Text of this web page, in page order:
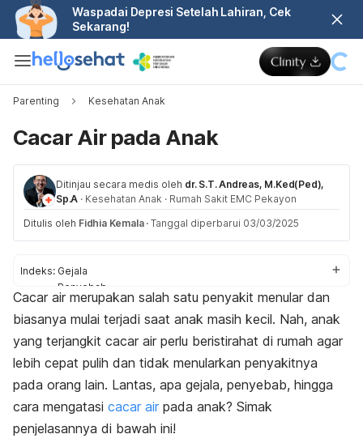
Waspadai Depresi Setelah Lahiran, Cek
Sekarang!
Parenting Kesehatan Anak
Cacar Air pada Anak
Ditinjau secara medis oleh dr. S.T. Andreas, M.Ked(Ped),
Sp.A · Kesehatan Anak · Rumah Sakit EMC Pekayon
Ditulis oleh Fidhia Kemala · Tanggal diperbarui 03/03/2025
Indeks: Gejala
Penyebab
Komplikasi
Diagnosis
Pengobatan
Pencegahan
Cacar air merupakan salah satu penyakit menular dan
biasanya mulai terjadi saat anak masih kecil. Nah, anak
yang terjangkit cacar air perlu beristirahat di rumah agar
lebih cepat pulih dan tidak menularkan penyakitnya
pada orang lain. Lantas, apa gejala, penyebab, hingga
cara mengatasi cacar air pada anak? Simak
penjelasannya di bawah ini!